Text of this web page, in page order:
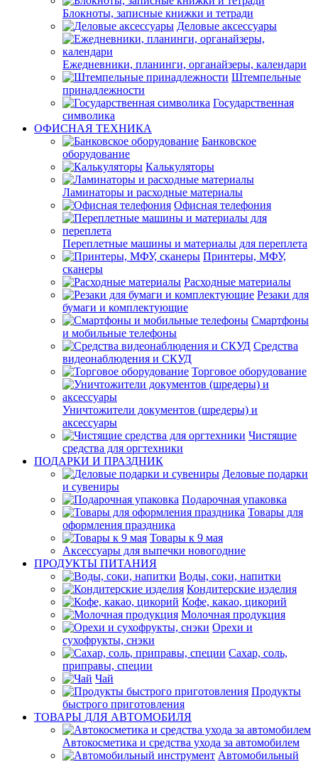
Блокноты, записные книжки и тетради
Деловые аксессуары
Ежедневники, планинги, органайзеры, календари
Штемпельные
принадлежности
Государственная
символика
ОФИСНАЯ ТЕХНИКА
Банковское
оборудование
Калькуляторы
Ламинаторы и расходные материалы
Офисная телефония
Переплетные машины и материалы для переплета
Принтеры, МФУ,
сканеры
Расходные материалы
Резаки для
бумаги и комплектующие
Смартфоны
и мобильные телефоны
Средства
видеонаблюдения и СКУД
Торговое оборудование
Уничтожители документов (шредеры) и
аксессуары
Чистящие
средства для оргтехники
ПОДАРКИ И ПРАЗДНИК
Деловые подарки
и сувениры
Подарочная упаковка
Товары для
оформления праздника
Товары к 9 мая
Аксессуары для выпечки новогодние
ПРОДУКТЫ ПИТАНИЯ
Воды, соки, напитки
Кондитерские изделия
Кофе, какао, цикорий
Молочная продукция
Орехи и
сухофрукты, снэки
Сахар, соль,
приправы, специи
Чай
Продукты
быстрого приготовления
ТОВАРЫ ДЛЯ АВТОМОБИЛЯ
Автокосметика и средства ухода за автомобилем
Автомобильный